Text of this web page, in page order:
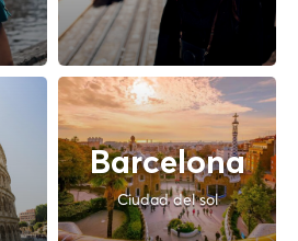
Barcelona
Ciudad del sol